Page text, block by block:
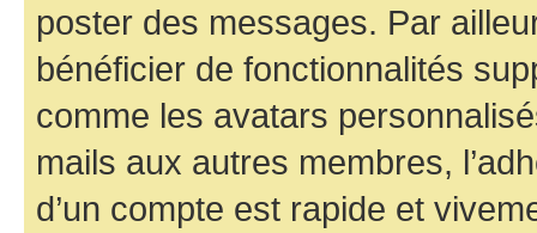
poster des messages. Par
bénéficier de fonctionnalités
comme les avatars
mails aux autres membres,
d’un compte est rapide et